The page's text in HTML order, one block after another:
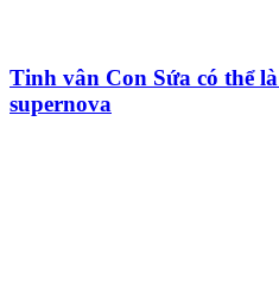
Tinh vân Con Sứa có thể
supernova